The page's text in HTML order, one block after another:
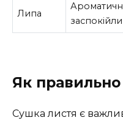
Липа
Як
Сушка листя є